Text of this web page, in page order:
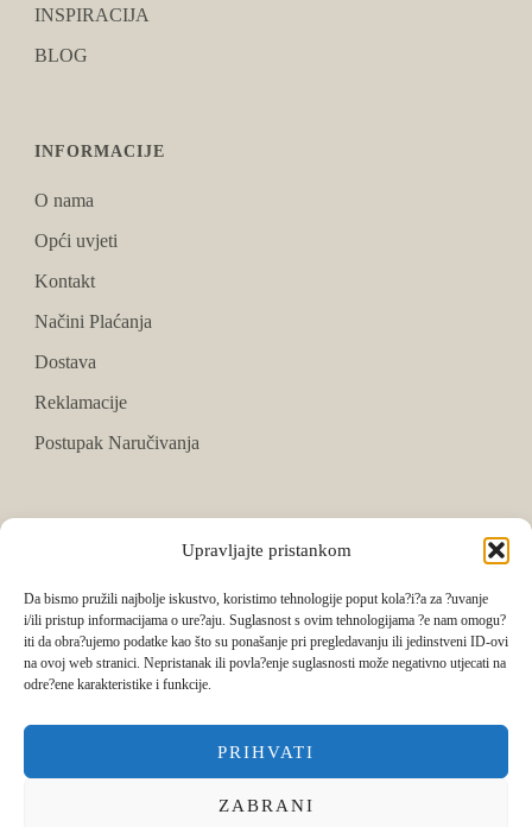
Upravljajte pristankom
Da bismo pružili najbolje iskustvo, koristimo tehnologije poput kola?i?a za ?uvanje
i/ili pristup informacijama o ure?aju. Suglasnost s ovim tehnologijama ?e nam omogu?
iti da obra?ujemo podatke kao što su ponašanje pri pregledavanju ili jedinstveni ID-ovi
na ovoj web stranici. Nepristanak ili povla?enje suglasnosti može negativno utjecati na
odre?ene karakteristike i funkcije.
PRIHVATI
ZABRANI
INSPIRACIJA
BLOG
INFORMACIJE
O nama
Opći uvjeti
Kontakt
Načini Plaćanja
Dostava
Reklamacije
Postupak Naručivanja
Instagram
Tik Tok